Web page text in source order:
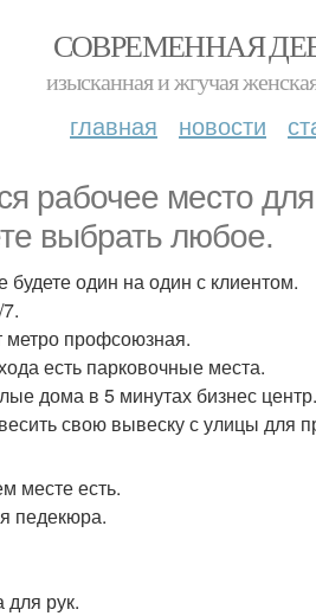
СОВРЕМЕННАЯ
изысканная и жгучая
главная новости
рабочее место
выбрать любое.
будете один на один с клиентом.
метро профсоюзная.
есть парковочные места.
дома в 5 минутах бизнес центр.
свою вывеску с улицы для
месте есть.
педекюра.
для рук.